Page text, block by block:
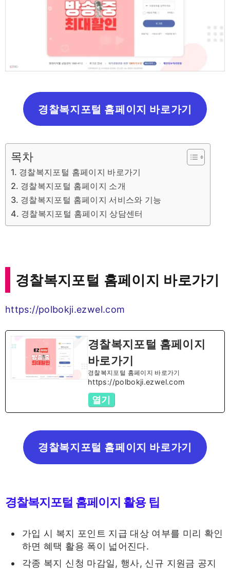
경찰복지포털 홈페이지 바로가기
목차
경찰복지포털 홈페이지 바로가기
경찰복지포털 홈페이지 소개
경찰복지포털 홈페이지 서비스와 기능
경찰복지포털 홈페이지 상담센터
경찰복지포털 홈페이지 바로가기
https://polbokji.ezwel.com
경찰복지포털 홈페이지
바로가기
경찰복지포털 홈페이지 바로가기
https://polbokji.ezwel.com
열기
경찰복지포털 홈페이지 바로가기
경찰복지포털 홈페이지 활용 팁
가입 시 복지 포인트 지급 대상 여부를 미리 확인
하면 혜택 활용 폭이 넓어진다.
각종 복지 신청 마감일, 행사, 신규 지원금 공지